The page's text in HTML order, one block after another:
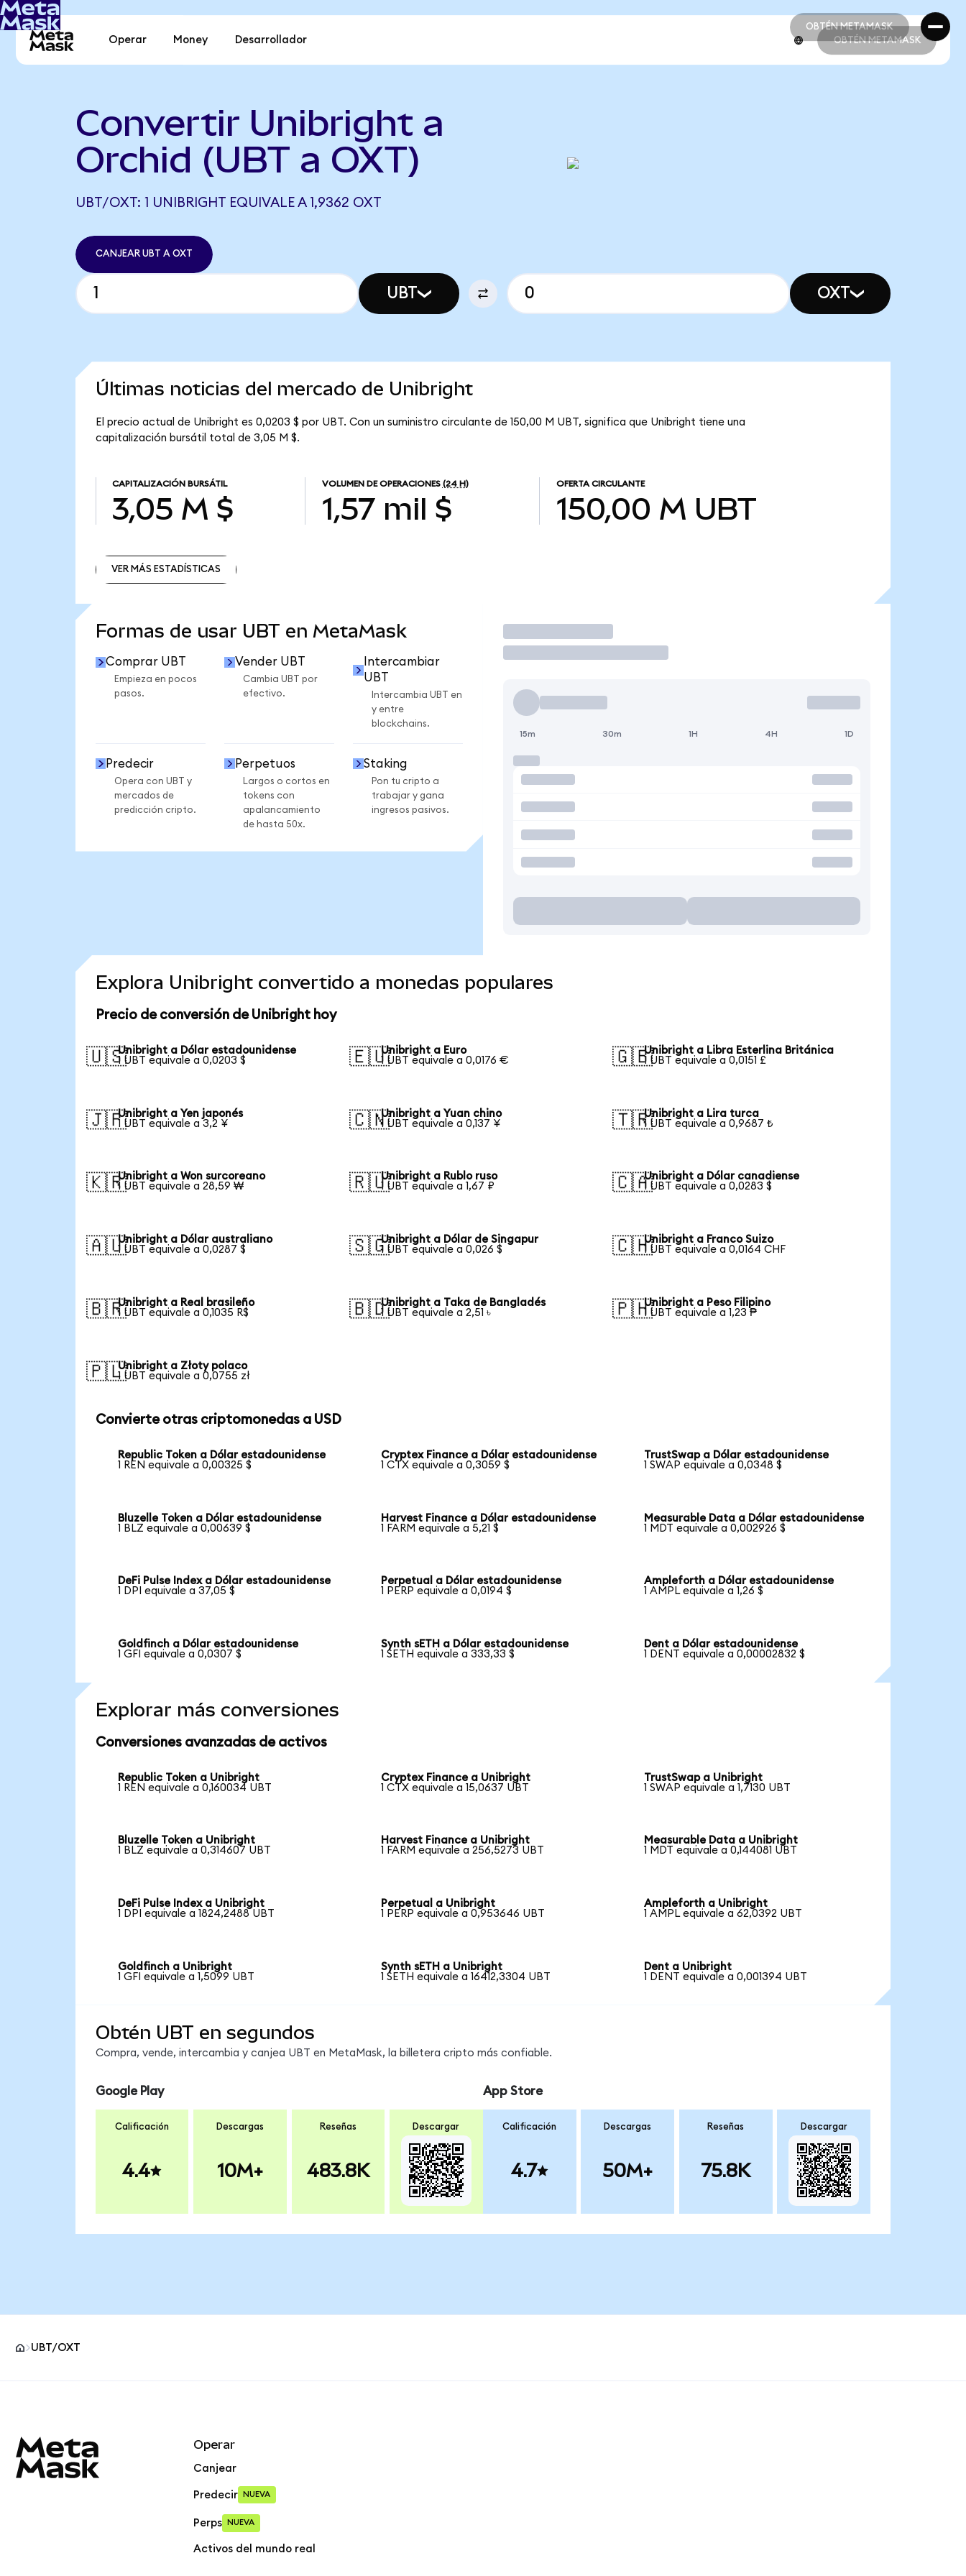
OBTÉN METAMASK
OBTÉN METAMASK
Operar Money Desarrollador OBTÉN METAMASK
Convertir Unibright a
Orchid (UBT a OXT)
UBT/OXT: 1 UNIBRIGHT EQUIVALE A 1,9362 OXT
CANJEAR UBT A OXT
UBT OXT
Últimas noticias del mercado de Unibright
El precio actual de Unibright es 0,0203 $ por UBT. Con un suministro circulante de 150,00 M UBT, significa que Unibright tiene una
capitalización bursátil total de 3,05 M $.
CAPITALIZACIÓN BURSÁTIL
3,05 M $
VOLUMEN DE OPERACIONES (24 H)
1,57 mil $
OFERTA CIRCULANTE
150,00 M UBT
VER MÁS ESTADÍSTICAS
Formas de usar UBT en MetaMask
Comprar UBT
Empieza en pocos
pasos.
Vender UBT
Cambia UBT por
efectivo.
Intercambiar
UBT
Intercambia UBT en
y entre
blockchains.
Predecir
Opera con UBT y
mercados de
predicción cripto.
Perpetuos
Largos o cortos en
tokens con
apalancamiento
de hasta 50x.
Staking
Pon tu cripto a
trabajar y gana
ingresos pasivos.
Operar
15m 30m 1H 4H 1D
Explora Unibright convertido a monedas populares
Precio de conversión de Unibright hoy
🇺🇸Unibright a Dólar estadounidense
1 UBT equivale a 0,0203 $
🇪🇺Unibright a Euro
1 UBT equivale a 0,0176 €
🇬🇧Unibright a Libra Esterlina Británica
1 UBT equivale a 0,0151 £
🇯🇵Unibright a Yen japonés
1 UBT equivale a 3,2 ¥
🇨🇳Unibright a Yuan chino
1 UBT equivale a 0,137 ¥
🇹🇷Unibright a Lira turca
1 UBT equivale a 0,9687 ₺
🇰🇷Unibright a Won surcoreano
1 UBT equivale a 28,59 ₩
🇷🇺Unibright a Rublo ruso
1 UBT equivale a 1,67 ₽
🇨🇦Unibright a Dólar canadiense
1 UBT equivale a 0,0283 $
🇦🇺Unibright a Dólar australiano
1 UBT equivale a 0,0287 $
🇸🇬Unibright a Dólar de Singapur
1 UBT equivale a 0,026 $
🇨🇭Unibright a Franco Suizo
1 UBT equivale a 0,0164 CHF
🇧🇷Unibright a Real brasileño
1 UBT equivale a 0,1035 R$
🇧🇩Unibright a Taka de Bangladés
1 UBT equivale a 2,51 ৳
🇵🇭Unibright a Peso Filipino
1 UBT equivale a 1,23 ₱
🇵🇱Unibright a Złoty polaco
1 UBT equivale a 0,0755 zł
Convierte otras criptomonedas a USD
Republic Token a Dólar estadounidense
1 REN equivale a 0,00325 $
Cryptex Finance a Dólar estadounidense
1 CTX equivale a 0,3059 $
TrustSwap a Dólar estadounidense
1 SWAP equivale a 0,0348 $
Bluzelle Token a Dólar estadounidense
1 BLZ equivale a 0,00639 $
Harvest Finance a Dólar estadounidense
1 FARM equivale a 5,21 $
Measurable Data a Dólar estadounidense
1 MDT equivale a 0,002926 $
DeFi Pulse Index a Dólar estadounidense
1 DPI equivale a 37,05 $
Perpetual a Dólar estadounidense
1 PERP equivale a 0,0194 $
Ampleforth a Dólar estadounidense
1 AMPL equivale a 1,26 $
Goldfinch a Dólar estadounidense
1 GFI equivale a 0,0307 $
Synth sETH a Dólar estadounidense
1 SETH equivale a 333,33 $
Dent a Dólar estadounidense
1 DENT equivale a 0,00002832 $
Explorar más conversiones
Conversiones avanzadas de activos
Republic Token a Unibright
1 REN equivale a 0,160034 UBT
Cryptex Finance a Unibright
1 CTX equivale a 15,0637 UBT
TrustSwap a Unibright
1 SWAP equivale a 1,7130 UBT
Bluzelle Token a Unibright
1 BLZ equivale a 0,314607 UBT
Harvest Finance a Unibright
1 FARM equivale a 256,5273 UBT
Measurable Data a Unibright
1 MDT equivale a 0,144081 UBT
DeFi Pulse Index a Unibright
1 DPI equivale a 1824,2488 UBT
Perpetual a Unibright
1 PERP equivale a 0,953646 UBT
Ampleforth a Unibright
1 AMPL equivale a 62,0392 UBT
Goldfinch a Unibright
1 GFI equivale a 1,5099 UBT
Synth sETH a Unibright
1 SETH equivale a 16412,3304 UBT
Dent a Unibright
1 DENT equivale a 0,001394 UBT
Obtén UBT en segundos
Compra, vende, intercambia y canjea UBT en MetaMask, la billetera cripto más confiable.
Google Play
Calificación
4.4
Descargas
10M+
Reseñas
483.8K
Descargar
App Store
Calificación
4.7
Descargas
50M+
Reseñas
75.8K
Descargar
UBT/OXT
Operar
Canjear
Predecir NUEVA
Perps NUEVA
Activos del mundo real